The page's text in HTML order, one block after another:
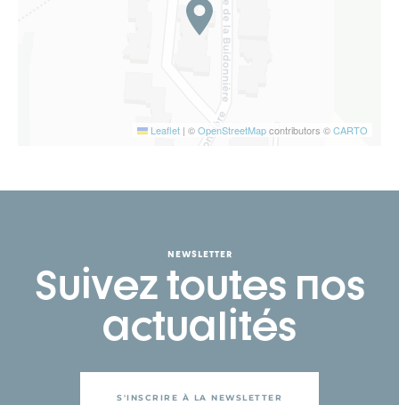
Leaflet | ©OpenStreetMapcontributors ©CARTO
NEWSLETTER
Suivez toutes nos
actualités
S'INSCRIRE À LA NEWSLETTER